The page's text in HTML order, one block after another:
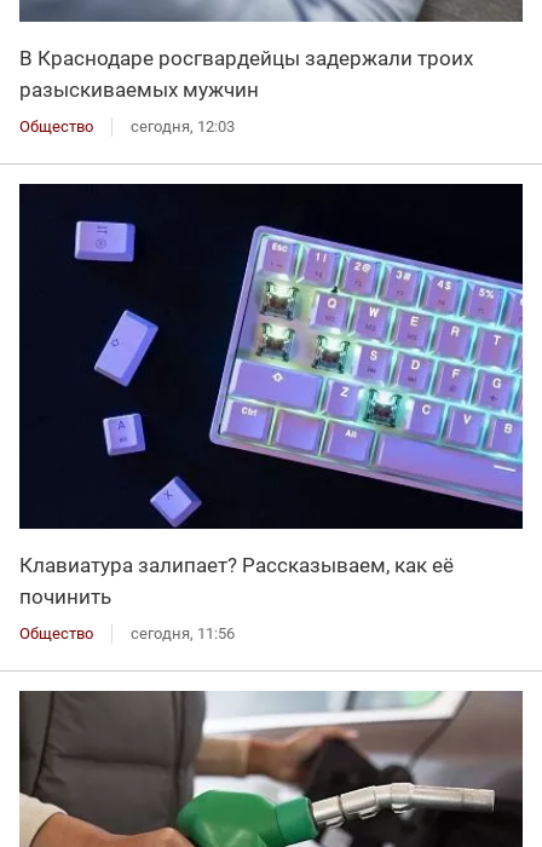
В Краснодаре росгвардейцы задержали троих
разыскиваемых мужчин
Общество сегодня, 12:03
Клавиатура залипает? Рассказываем, как её
починить
Общество сегодня, 11:56